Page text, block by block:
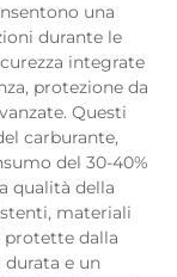
una
durante le
integrate
protezione da
Questi
carburante,
del 30-40%
qualità della
materiali
protette dalla
e un